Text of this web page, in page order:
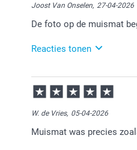
Joost Van Onselen, 27-04-2026
De foto op de muismat
Reacties tonen
29-04-2026
11:09
Bedankt voor je
klantenservice
W. de Vries, 05-04-2026
Muismat was precies